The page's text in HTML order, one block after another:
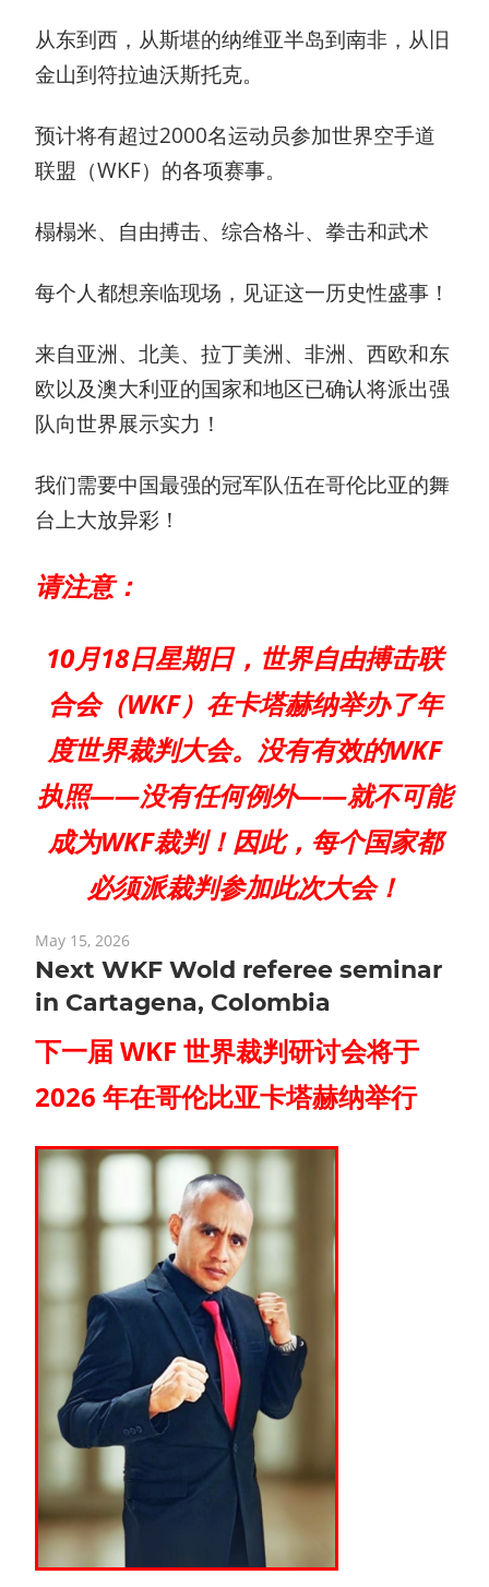
从东到西，从斯堪的纳维亚半岛到南非，从旧
金山到符拉迪沃斯托克。
预计将有超过2000名运动员参加世界空手道
联盟（WKF）的各项赛事。
榻榻米、自由搏击、综合格斗、拳击和武术
每个人都想亲临现场，见证这一历史性盛事！
来自亚洲、北美、拉丁美洲、非洲、西欧和东
欧以及澳大利亚的国家和地区已确认将派出强
队向世界展示实力！
我们需要中国最强的冠军队伍在哥伦比亚的舞
台上大放异彩！
请注意：
10月18日星期日，世界自由搏击联
合会（WKF）在卡塔赫纳举办了年
度世界裁判大会。没有有效的WKF
执照——没有任何例外——就不可能
成为WKF裁判！因此，每个国家都
必须派裁判参加此次大会！
May 15, 2026
Next WKF Wold referee seminar
in Cartagena, Colombia
下一届 WKF 世界裁判研讨会将于
2026 年在哥伦比亚卡塔赫纳举行